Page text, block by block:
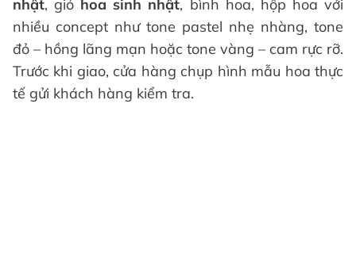
nhật, giỏ hoa sinh nhật, bình hoa, hộp hoa với
nhiều concept như tone pastel nhẹ nhàng, tone
đỏ – hồng lãng mạn hoặc tone vàng – cam rực rỡ.
Trước khi giao, cửa hàng chụp hình mẫu hoa thực
tế gửi khách hàng kiểm tra.